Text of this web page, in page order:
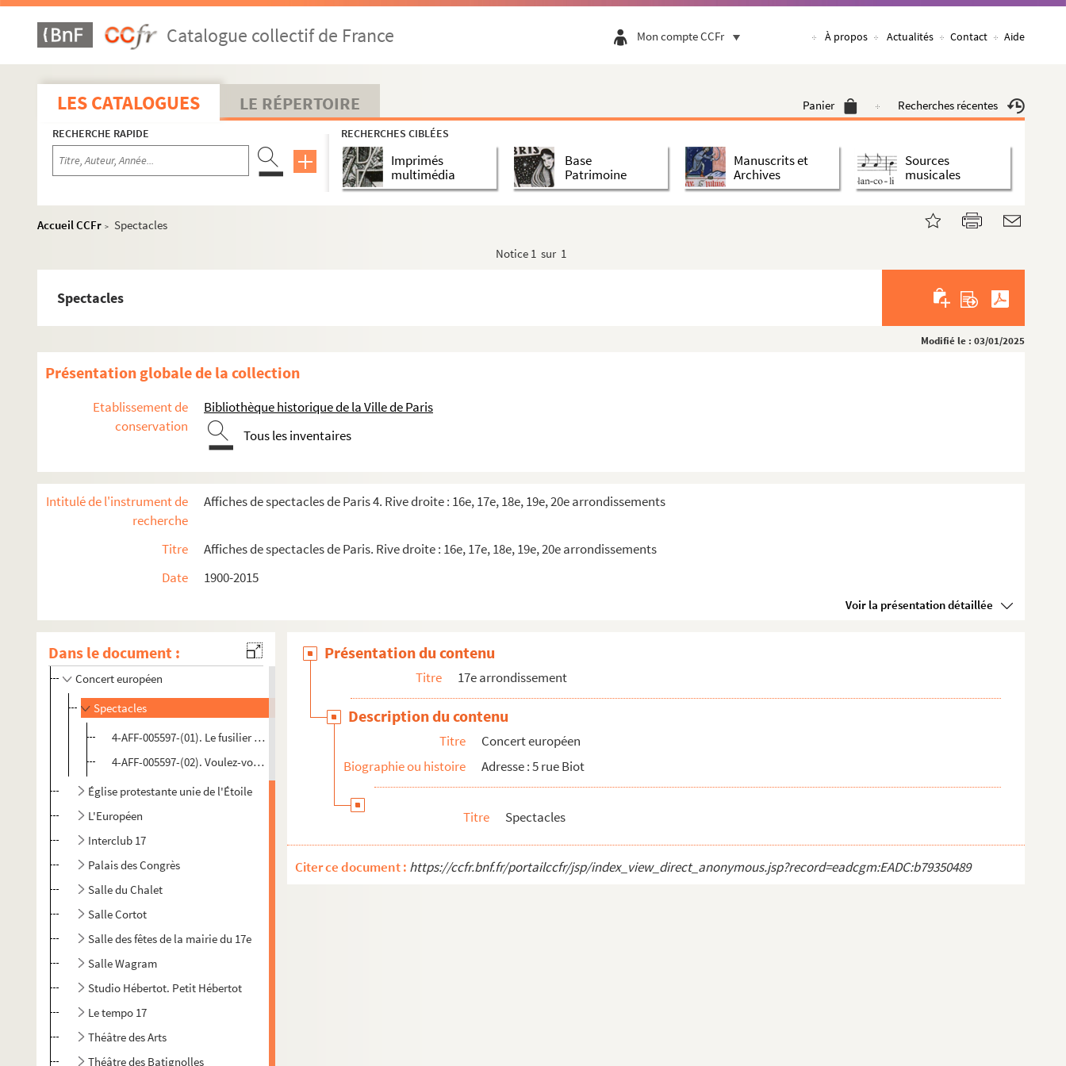
Catalogue collectif de France Mon compte CCFr À propos Actualités Contact Aide
LES CATALOGUES LE RÉPERTOIRE Panier Recherches récentes
RECHERCHE RAPIDE RECHERCHES CIBLÉES
Imprimés
multimédia
Base
Patrimoine
Manuscrits et
Archives
Sources
musicales
Accueil CCFr > Spectacles
Notice 1 sur 1
Spectacles
Modifié le : 03/01/2025
Présentation globale de la collection
Etablissement de
conservation
Bibliothèque historique de la Ville de Paris
Tous les inventaires
Intitulé de l'instrument de
recherche
Affiches de spectacles de Paris 4. Rive droite : 16e, 17e, 18e, 19e, 20e arrondissements
Titre
Affiches de spectacles de Paris. Rive droite : 16e, 17e, 18e, 19e, 20e arrondissements
Date
1900-2015
Voir la présentation détaillée
Dans le document :
16e arrondissement
Les Ateliers Berthier
Centre d'animation La Jonquière
Comédie-Wagram
Concert européen
Spectacles
4-AFF-005597-(01). Le fusilier Larifla
4-AFF-005597-(02). Voulez-vous marcher ?
Église protestante unie de l'Étoile
L'Européen
Interclub 17
Palais des Congrès
Salle du Chalet
Salle Cortot
Salle des fêtes de la mairie du 17e
Salle Wagram
Studio Hébertot. Petit Hébertot
Le tempo 17
Théâtre des Arts
Théâtre des Batignolles
Présentation du contenu
Titre 17e arrondissement
Description du contenu
Titre
Concert européen
Biographie ou histoire
Adresse : 5 rue Biot
Titre Spectacles
Citer ce document : https://ccfr.bnf.fr/portailccfr/jsp/index_view_direct_anonymous.jsp?record=eadcgm:EADC:b79350489